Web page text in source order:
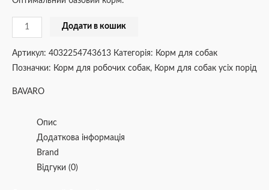
Додати в кошик
Артикул: 4032254743613 Категорія: Корм для собак
Позначки: Корм для робочих собак, Корм для собак усіх порід
BAVARO
Опис
Додаткова інформація
Brand
Відгуки (0)